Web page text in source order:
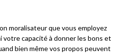
moralisateur que vous employez
votre capacité à donner les bons et
bien même vos propos peuvent